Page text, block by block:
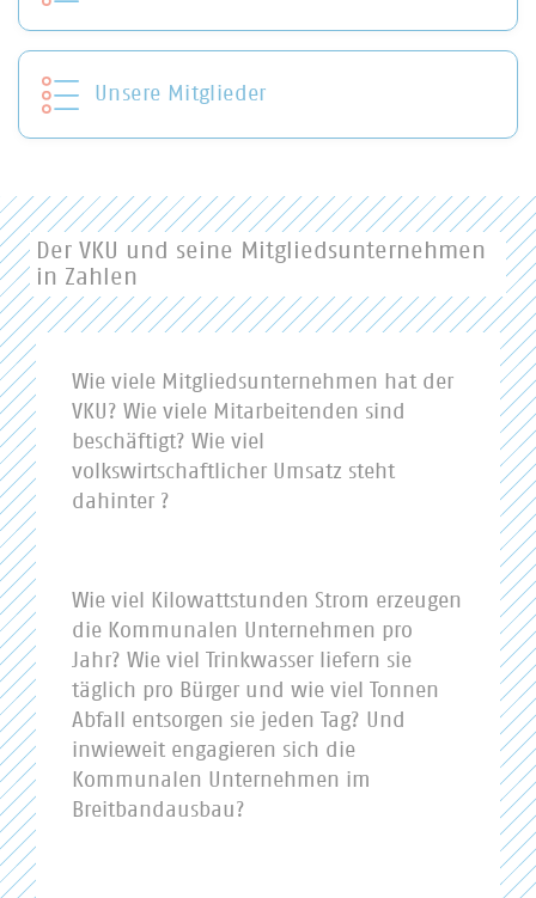
Unsere Mitglieder
Der VKU und seine Mitgliedsunternehmen
in Zahlen
Wie viele Mitgliedsunternehmen hat der
VKU? Wie viele Mitarbeitenden sind
beschäftigt? Wie viel
volkswirtschaftlicher Umsatz steht
dahinter ?
Wie viel Kilowattstunden Strom erzeugen
die Kommunalen Unternehmen pro
Jahr? Wie viel Trinkwasser liefern sie
täglich pro Bürger und wie viel Tonnen
Abfall entsorgen sie jeden Tag? Und
inwieweit engagieren sich die
Kommunalen Unternehmen im
Breitbandausbau?